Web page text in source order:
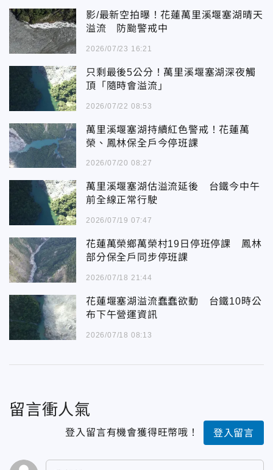
影/最新空拍曝！花蓮萬里溪堰塞湖晴天
溢流 防颱警戒中
2026/07/23 16:21
只剩最後5公分！萬里溪堰塞湖深夜觸
頂「隨時會溢流」
2026/07/22 08:53
萬里溪堰塞湖持續紅色警戒！花蓮萬
榮、鳳林保全戶今停班課
2026/07/20 08:27
萬里溪堰塞湖估溢流延後 台鐵今中午
前全線正常行駛
2026/07/19 07:47
花蓮萬榮鄉萬榮村19日停班停課 鳳林
部分保全戶同步停班課
2026/07/18 21:44
花蓮堰塞湖溢流蠢蠢欲動 台鐵10時公
布下午營運資訊
2026/07/18 08:13
留言衝人氣
登入留言有機會獲得旺幣哦！ 登入留言